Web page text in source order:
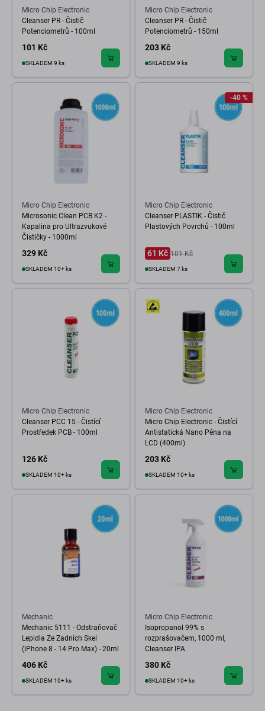
Micro Chip Electronic
Cleanser PR - Čistič
Potenciometrů - 100ml
101 Kč
SKLADEM 9 ks
Micro Chip Electronic
Cleanser PR - Čistič
Potenciometrů - 150ml
203 Kč
SKLADEM 9 ks
Micro Chip Electronic
Microsonic Clean PCB K2 -
Kapalina pro Ultrazvukové
Čističky - 1000ml
329 Kč
SKLADEM 10+ ks
-40 %
Micro Chip Electronic
Cleanser PLASTIK - Čistič
Plastových Povrchů - 100ml
61 Kč 101 Kč
SKLADEM 7 ks
Micro Chip Electronic
Cleanser PCC 15 - Čistící
Prostředek PCB - 100ml
126 Kč
SKLADEM 10+ ks
Micro Chip Electronic
Micro Chip Electronic - Čistící
Antistatická Nano Pěna na
LCD (400ml)
203 Kč
SKLADEM 10+ ks
Mechanic
Mechanic 5111 - Odstraňovač
Lepidla Ze Zadních Skel
(iPhone 8 - 14 Pro Max) - 20ml
406 Kč
SKLADEM 10+ ks
Micro Chip Electronic
Isopropanol 99% s
rozprašovačem, 1000 ml,
Cleanser IPA
380 Kč
SKLADEM 10+ ks